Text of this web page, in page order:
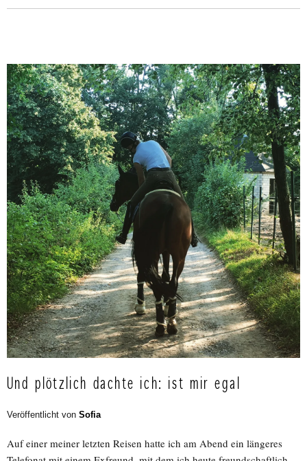
Und plötzlich dachte ich: ist mir egal
Veröffentlicht von Sofia
Auf einer meiner letzten Reisen hatte ich am Abend ein längeres